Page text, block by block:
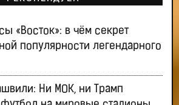
«Восток»: в чём секрет
популярности легендарного
Ни МОК, ни Трамп